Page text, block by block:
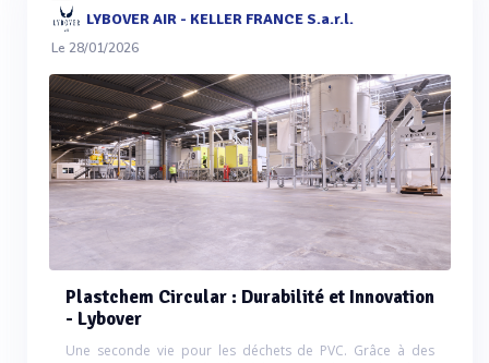
LYBOVER AIR - KELLER FRANCE S.a.r.l.
Le 28/01/2026
Plastchem Circular : Durabilité et Innovation
- Lybover
Une seconde vie pour les déchets de PVC. Grâce à des